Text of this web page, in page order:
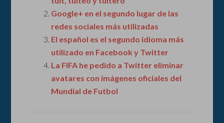
Google+ en el segundo lugar de las
redes sociales más utilizadas
El español es el segundo idioma más
utilizado en Facebook y Twitter
La FIFA he pedido a Twitter eliminar
avatares con imágenes oficiales del
Mundial de Futbol